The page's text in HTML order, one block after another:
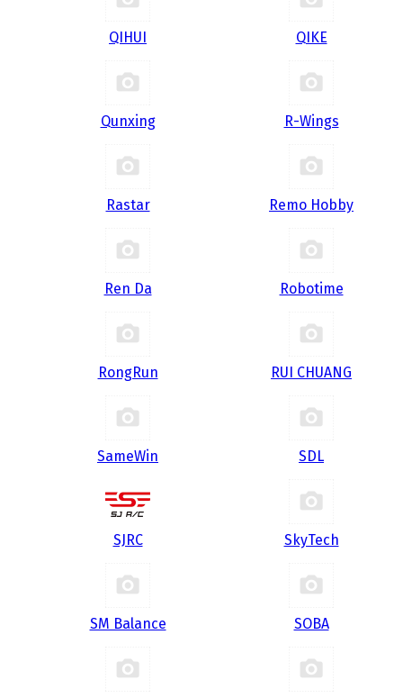
QIHUI QIKE
Qunxing R-Wings
Rastar Remo Hobby
Ren Da Robotime
RongRun RUI CHUANG
SameWin SDL
SJRC SkyTech
SM Balance SOBA